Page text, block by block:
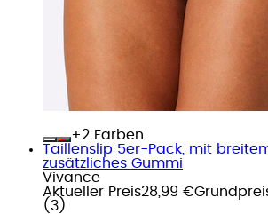
+
Farben
Taillenslip 5er-Pack, mit
zusätzliches Gummi
Vivance
Aktueller Preis28,99 €
( 3 )